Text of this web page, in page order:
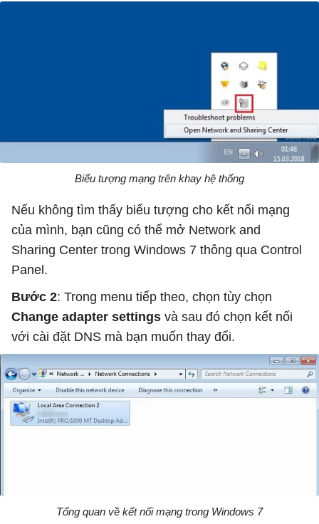
Biểu tượng mạng trên khay hệ thống
Nếu không tìm thấy biểu tượng cho kết nối mạng
của mình, bạn cũng có thể mở Network and
Sharing Center trong Windows 7 thông qua Control
Panel.
Bước 2: Trong menu tiếp theo, chọn tùy chọn
Change adapter settings và sau đó chọn kết nối
với cài đặt DNS mà bạn muốn thay đổi.
Tổng quan về kết nối mạng trong Windows 7